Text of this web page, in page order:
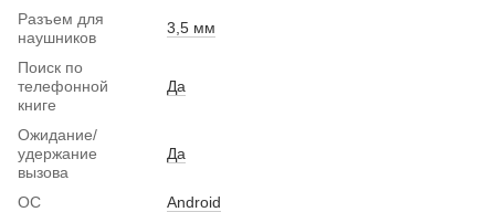
Разъем для
наушников
3,5 мм
Поиск по
телефонной
книге
Да
Ожидание/
удержание
вызова
Да
ОС
Android